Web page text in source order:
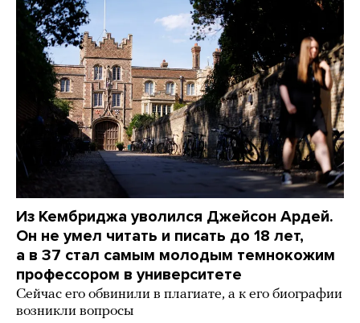
Из Кембриджа уволился Джейсон Ардей.
Он не умел читать и писать до 18 лет,
а в 37 стал самым молодым темнокожим
профессором в университете
Сейчас его обвинили в плагиате, а к его биографии
возникли вопросы